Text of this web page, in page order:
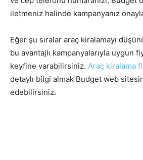
iletmeniz halinde kampanyanız
Eğer şu sıralar araç kiralamayı
bu avantajlı kampanyalarıyla uygun
keyfine varabilirsiniz. Araç kiralama
detaylı bilgi almak Budget web
edebilirsiniz.